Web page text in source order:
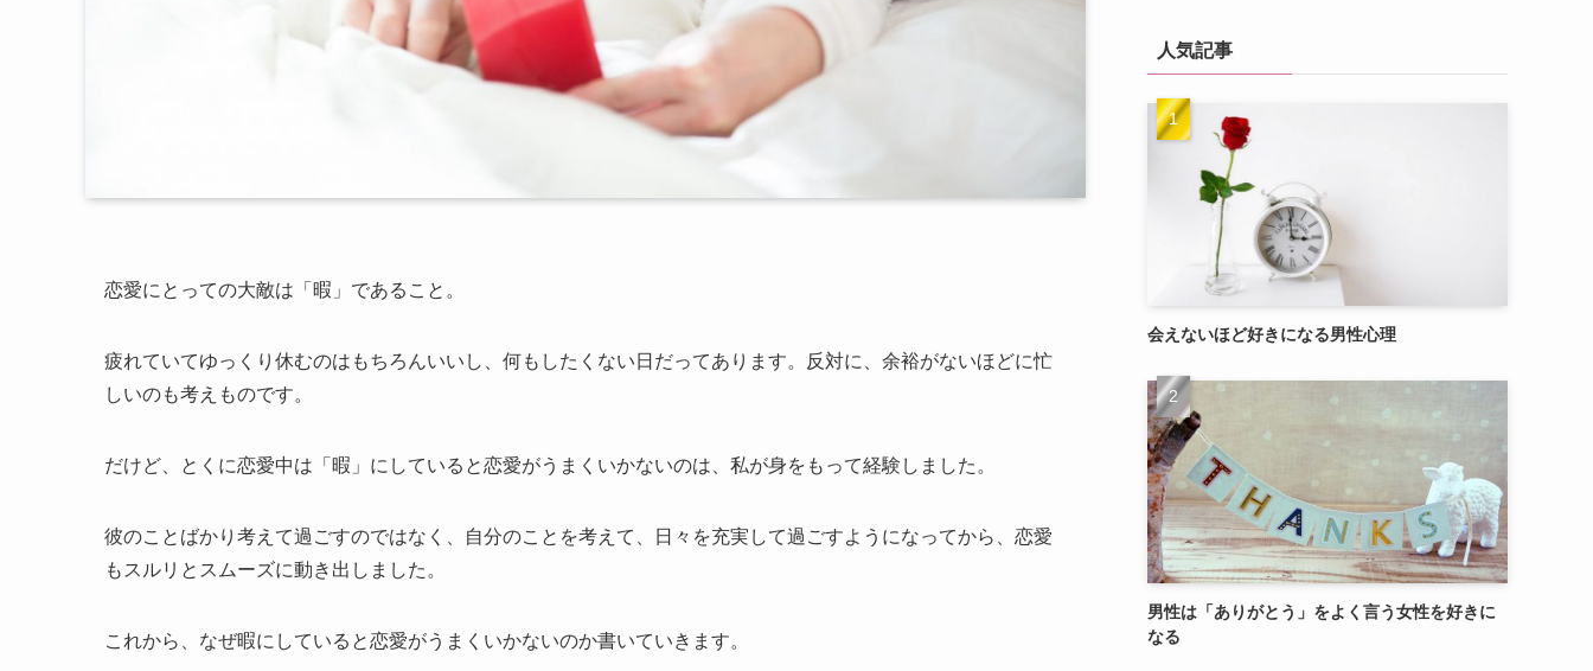
恋愛にとっての大敵は「暇」であること。
疲れていてゆっくり休むのはもちろんいいし、何もしたくない日だってあります。反対に、余裕がないほどに忙
しいのも考えものです。
だけど、とくに恋愛中は「暇」にしていると恋愛がうまくいかないのは、私が身をもって経験しました。
彼のことばかり考えて過ごすのではなく、自分のことを考えて、日々を充実して過ごすようになってから、恋愛
もスルリとスムーズに動き出しました。
これから、なぜ暇にしていると恋愛がうまくいかないのか書いていきます。
人気記事
会えないほど好きになる男性心理
男性は「ありがとう」をよく言う女性を好きに
なる